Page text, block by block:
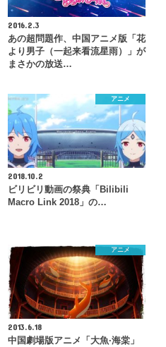
2016.2.3
あの超問題作、中国アニメ版「花
より男子（一起来看流星雨）」が
まさかの放送…
アニメ
2018.10.2
ビリビリ動画の祭典「Bilibili
Macro Link 2018」の…
アニメ
2013.6.18
中国劇場版アニメ「大魚·海棠」